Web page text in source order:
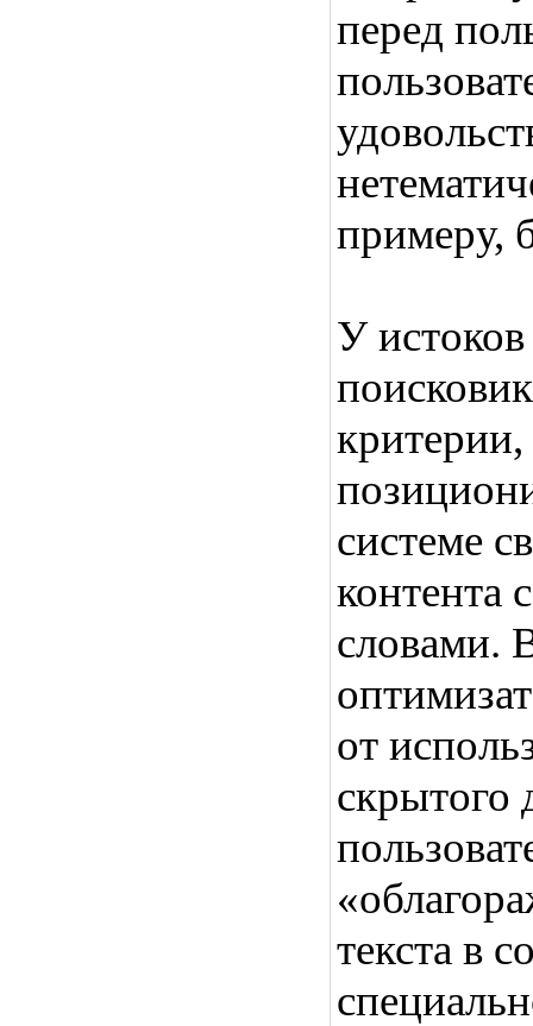
перед
примеру,
У
системе
контента
словами.
от
скрытого
текста в